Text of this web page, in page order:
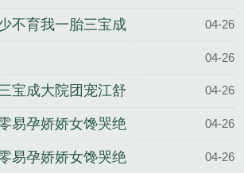
不育我一胎三宝成
04-26
04-26
宝成大院团宠江舒
04-26
易孕娇娇女馋哭绝
04-26
易孕娇娇女馋哭绝 04-26